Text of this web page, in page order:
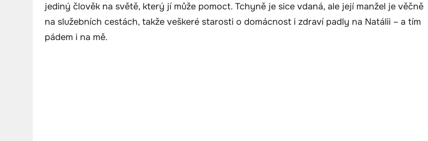
jediný člověk na světě, který jí může pomoct. Tchyně je sice vdaná, ale její manžel je věčně
na služebních cestách, takže veškeré starosti o domácnost i zdraví padly na Natálii – a tím
pádem i na mě.